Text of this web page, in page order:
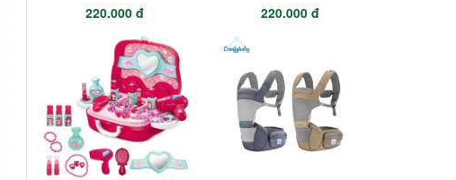
220.000 đ
220.000 đ